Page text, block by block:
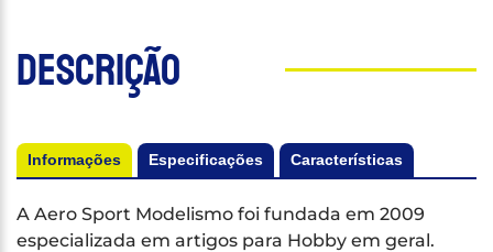
Descrição
Informações Especificações Características
A Aero Sport Modelismo foi fundada em 2009
especializada em artigos para Hobby em geral.